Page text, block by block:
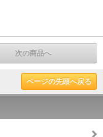
次の商品へ
ページの先頭へ戻る